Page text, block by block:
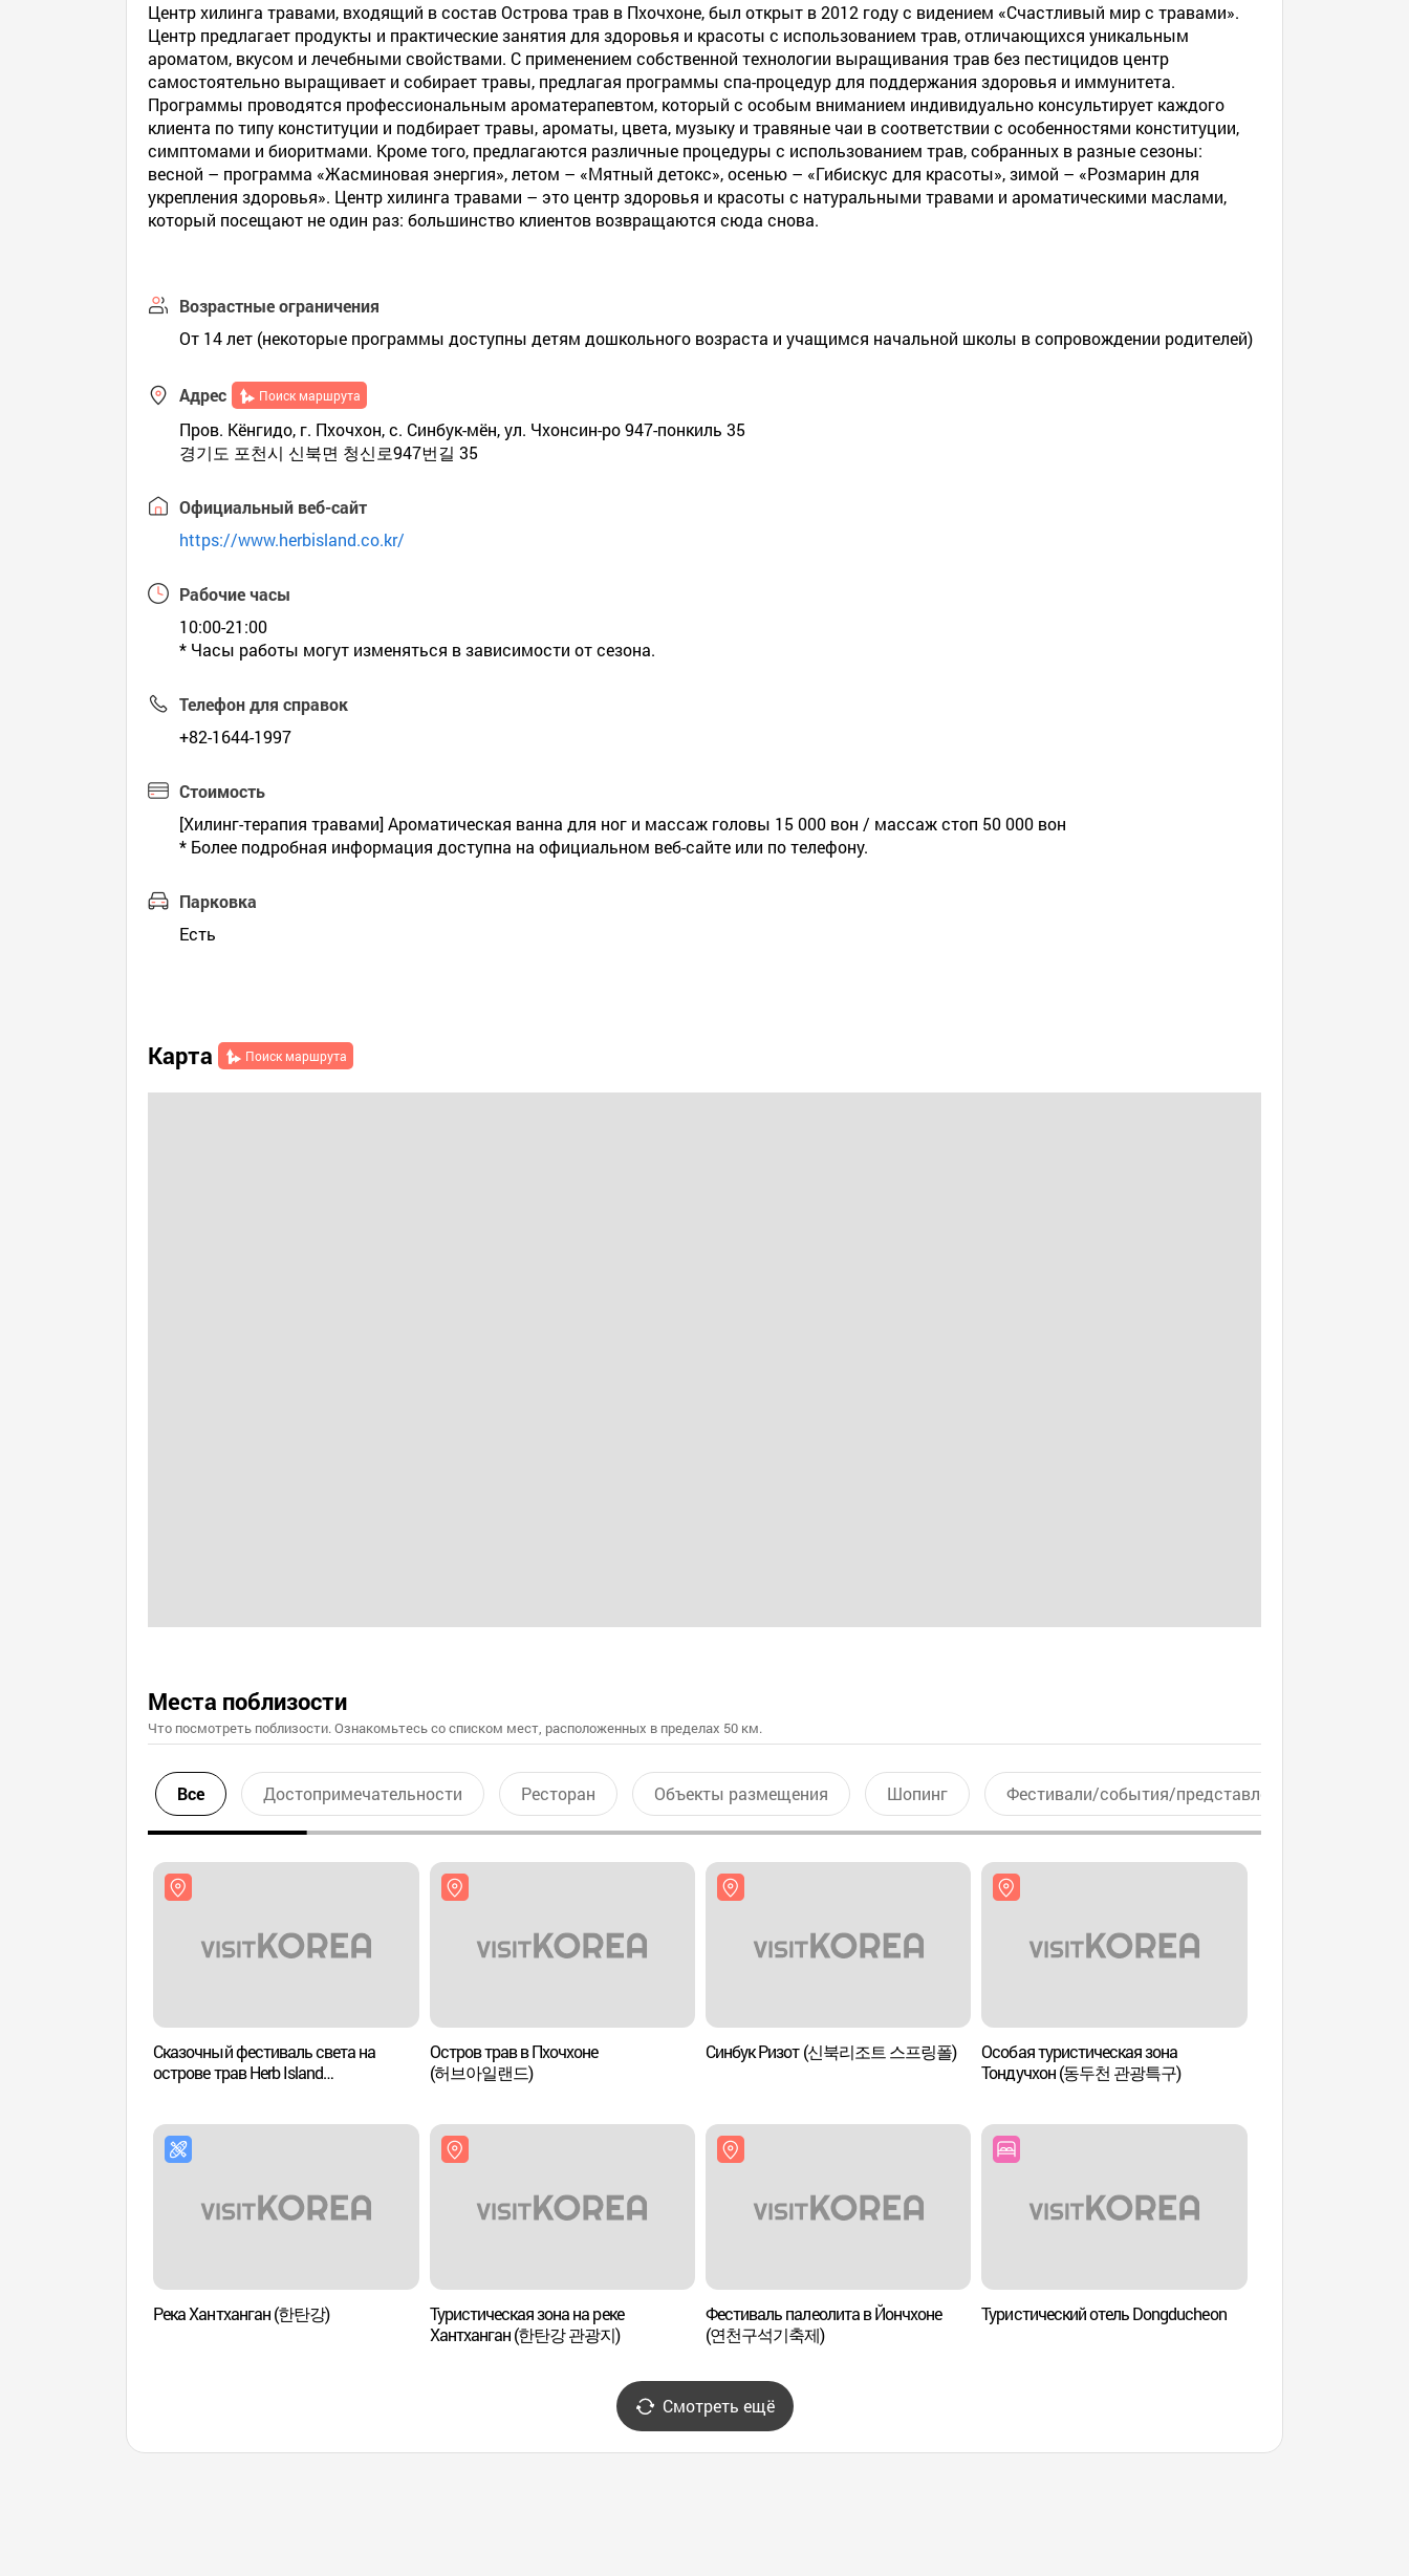
Центр хилинга травами, входящий в состав Острова трав в Пхочхоне, был открыт в 2012 году с видением «Счастливый мир с травами».
Центр предлагает продукты и практические занятия для здоровья и красоты с использованием трав, отличающихся уникальным
ароматом, вкусом и лечебными свойствами. С применением собственной технологии выращивания трав без пестицидов центр
самостоятельно выращивает и собирает травы, предлагая программы спа-процедур для поддержания здоровья и иммунитета.
Программы проводятся профессиональным ароматерапевтом, который с особым вниманием индивидуально консультирует каждого
клиента по типу конституции и подбирает травы, ароматы, цвета, музыку и травяные чаи в соответствии с особенностями конституции,
симптомами и биоритмами. Кроме того, предлагаются различные процедуры с использованием трав, собранных в разные сезоны:
весной – программа «Жасминовая энергия», летом – «Мятный детокс», осенью – «Гибискус для красоты», зимой – «Розмарин для
укрепления здоровья». Центр хилинга травами – это центр здоровья и красоты с натуральными травами и ароматическими маслами,
который посещают не один раз: большинство клиентов возвращаются сюда снова.
Возрастные ограничения
От 14 лет (некоторые программы доступны детям дошкольного возраста и учащимся начальной школы в сопровождении родителей)
Адрес Поиск маршрута
Пров. Кёнгидо, г. Пхочхон, с. Синбук-мён, ул. Чхонсин-ро 947-понкиль 35
경기도 포천시 신북면 청신로947번길 35
Официальный веб-сайт
https://www.herbisland.co.kr/
Рабочие часы
10:00-21:00
* Часы работы могут изменяться в зависимости от сезона.
Телефон для справок
+82-1644-1997
Стоимость
[Хилинг-терапия травами] Ароматическая ванна для ног и массаж головы 15 000 вон / массаж стоп 50 000 вон
* Более подробная информация доступна на официальном веб-сайте или по телефону.
Парковка
Есть
Карта Поиск маршрута
Места поблизости
Что посмотреть поблизости. Ознакомьтесь со списком мест, расположенных в пределах 50 км.
Все Достопримечательности Ресторан Объекты размещения Шопинг Фестивали/события/представления
Сказочный фестиваль света на
острове трав Herb Island
Остров трав в Пхочхоне
(허브아일랜드)
Синбук Ризот (신북리조트 스프링폴)
Особая туристическая зона
Тондучхон (동두천 관광특구)
Река Хантханган (한탄강)
Туристическая зона на реке
Хантханган (한탄강 관광지)
Фестиваль палеолита в Йончхоне
(연천구석기축제)
Туристический отель Dongducheon
Смотреть ещё